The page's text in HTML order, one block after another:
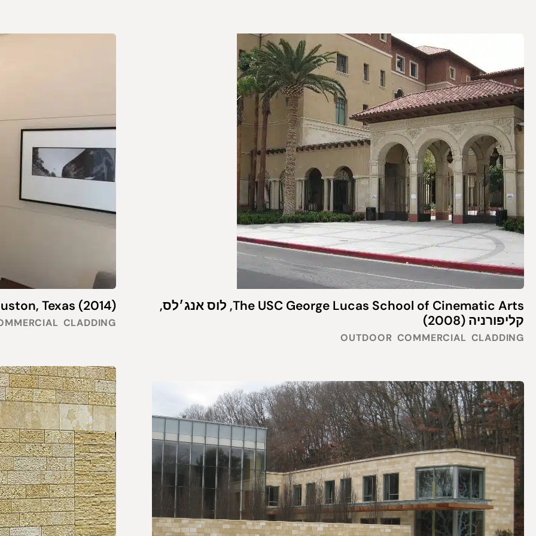
Texas (2014)
CLADDING
The USC George Lucas School of Cinematic Arts, לוס אנג׳לס,
קליפורניה (2008)
CLADDING
COMMERCIAL
OUTDOOR